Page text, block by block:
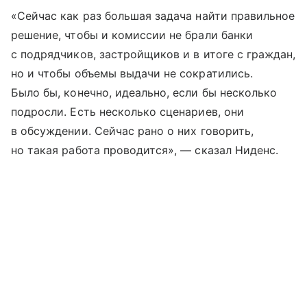
«Сейчас как раз большая задача найти правильное
решение, чтобы и комиссии не брали банки
с подрядчиков, застройщиков и в итоге с граждан,
но и чтобы объемы выдачи не сократились.
Было бы, конечно, идеально, если бы несколько
подросли. Есть несколько сценариев, они
в обсуждении. Сейчас рано о них говорить,
но такая работа проводится», — сказал Ниденс.